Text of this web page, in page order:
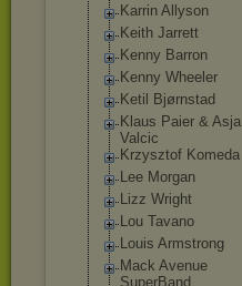
Karrin Allyson
Keith Jarrett
Kenny Barron
Kenny Wheeler
Ketil Bjørnstad
Klaus Paier & Asja
Valcic
Krzysztof Komeda
Lee Morgan
Lizz Wright
Lou Tavano
Louis Armstrong
Mack Avenue
SuperBand